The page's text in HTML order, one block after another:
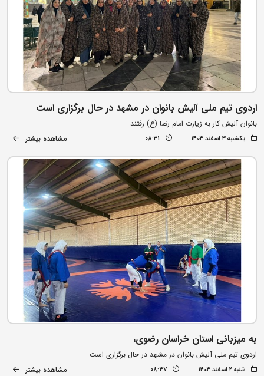
اردوی تیم ملی آلیش بانوان در مشهد در حال برگزاری است
بانوان آلیش کار به زیارت امام رضا (ع) رفتند
یکشنبه ۳ اسفند ۱۴۰۴ 08:31 مشاهده بیشتر
به میزبانی استان خراسان رضوی،
اردوی تیم ملی آلیش بانوان در مشهد در حال برگزاری است
شنبه ۲ اسفند ۱۴۰۴ 08:47 مشاهده بیشتر